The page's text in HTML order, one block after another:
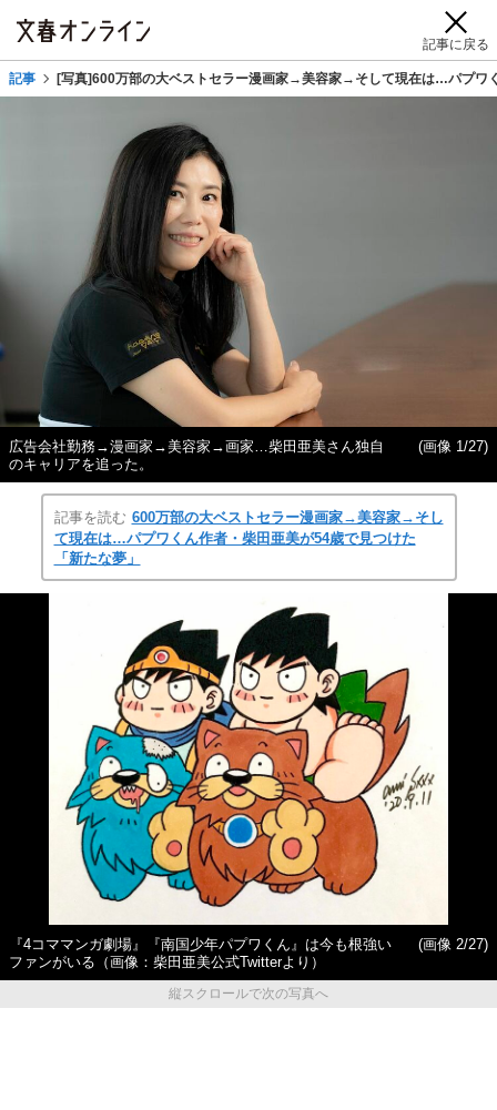
記事に戻る
記事 [写真]600万部の大ベストセラー漫画家→美容家→そして現在は…パプワ
広告会社勤務→漫画家→美容家→画家…柴田亜美さん独自
のキャリアを追った。
(画像 1/27)
記事を読む 600万部の大ベストセラー漫画家→美容家→そし
て現在は…パプワくん作者・柴田亜美が54歳で見つけた
「新たな夢」
『4コママンガ劇場』『南国少年パプワくん』は今も根強い
ファンがいる（画像：柴田亜美公式Twitterより）
(画像 2/27)
縦スクロールで次の写真へ